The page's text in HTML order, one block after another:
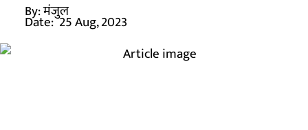
By:मंजुल
Date: 25 Aug, 2023